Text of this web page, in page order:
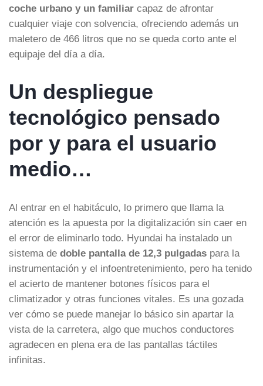
coche urbano y un familiar capaz de afrontar
cualquier viaje con solvencia, ofreciendo además un
maletero de 466 litros que no se queda corto ante el
equipaje del día a día.
Un despliegue
tecnológico pensado
por y para el usuario
medio…
Al entrar en el habitáculo, lo primero que llama la
atención es la apuesta por la digitalización sin caer en
el error de eliminarlo todo. Hyundai ha instalado un
sistema de doble pantalla de 12,3 pulgadas para la
instrumentación y el infoentretenimiento, pero ha tenido
el acierto de mantener botones físicos para el
climatizador y otras funciones vitales. Es una gozada
ver cómo se puede manejar lo básico sin apartar la
vista de la carretera, algo que muchos conductores
agradecen en plena era de las pantallas táctiles
infinitas.